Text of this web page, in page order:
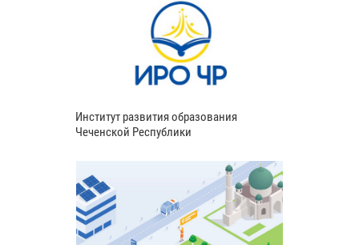
Институт развития образования
Чеченской Республики